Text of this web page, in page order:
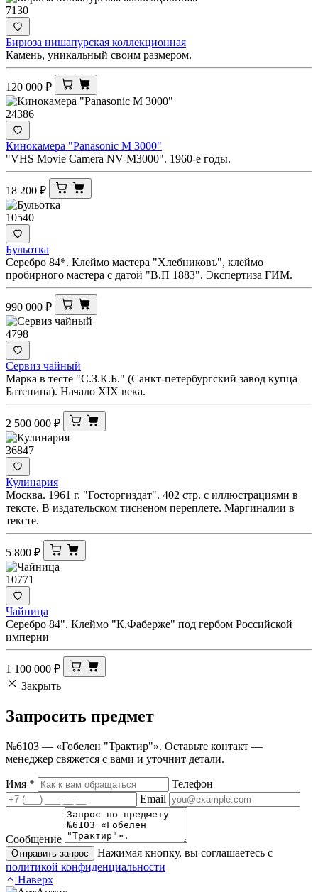
7130
Бирюза нишапурская коллекционная
Камень, уникальный своим размером.
120 000 ₽
24386
Кинокамера "Panasonic M 3000"
"VHS Movie Camera NV-M3000". 1960-е годы.
18 200 ₽
10540
Бульотка
Серебро 84*. Клеймо мастера "Хлебниковъ", клеймо
пробирного мастера с датой "В.П 1883". Экспертиза ГИМ.
990 000 ₽
4798
Сервиз чайный
Марка в тесте "С.З.К.Б." (Санкт-петербургский завод купца
Батенина). Начало XIX века.
2 500 000 ₽
36847
Кулинария
Москва. 1961 г. "Госторгиздат". 402 стр. с иллюстрациями в
тексте. В издательском тисненом переплете. Маргиналии в
тексте.
5 800 ₽
10771
Чайница
Серебро 84". Клеймо "К.Фаберже" под гербом Российской
империи
1 100 000 ₽
Закрыть
Запросить предмет
№6103 — «Гобелен "Трактир"». Оставьте контакт —
менеджер свяжется с вами и уточнит детали.
Имя *
Телефон
Email
Сообщение
Отправить запрос
Нажимая кнопку, вы соглашаетесь с
политикой конфиденциальности
Наверх